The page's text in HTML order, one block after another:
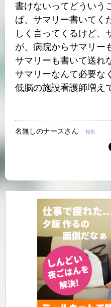
書けないってどういう
ば、サマリー書いてく
しく言ってくるけど、
が、病院からサマリー
サマリーも書いて送れ
サマリーなんて必要な
低脳の施設看護師増え
名無しのナースさん 報告